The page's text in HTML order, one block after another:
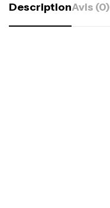
DescriptionAvis (0)